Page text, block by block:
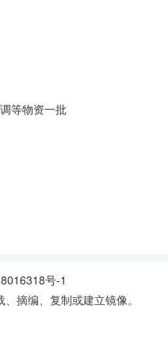
等物资一批
号-1
摘编、复制或建立镜像。